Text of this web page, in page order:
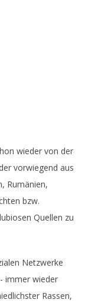
wieder von der
vorwiegend aus
Rumänien,
bzw.
Quellen zu
Netzwerke
immer wieder
Rassen,